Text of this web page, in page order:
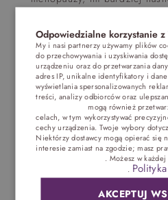
Dzieje się tak dlatego, że
poziomu hormonów, a
hormonozależne. Niższy
bardziej nasilone objawy.
zachorowania dotyczy więc
przechodzą okres
Rak piersi może być także
przerzutów w przebiegu
narządu rodnego lub
Wynika z tego ponownie,
wpływ na wzrost możliwości
Odpowiedzialne korzystanie z
My i nasi partnerzy używamy plików
do przechowywania i uzyskiwania
urządzeniu oraz do przetwarzania
adres IP, unikalne identyfikatory i
wyświetlania spersonalizowanych
treści, analizy odbiorców oraz
mogą również
celach, w tym wykorzystywać
cechy urządzenia. Twoje wybory
Niektórzy dostawcy mogą opierać się
interesie zamiast na zgodzie; masz
. Możesz w
.
AKCEPTUJ